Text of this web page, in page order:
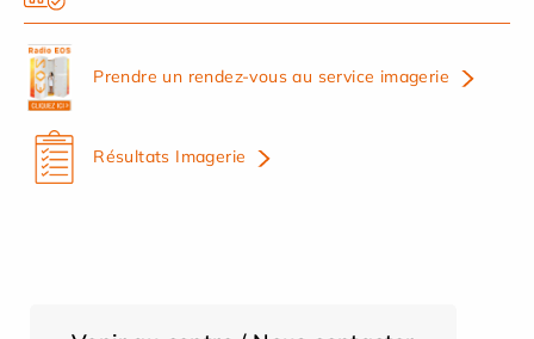
Prendre un rendez-vous au service imagerie
Résultats Imagerie